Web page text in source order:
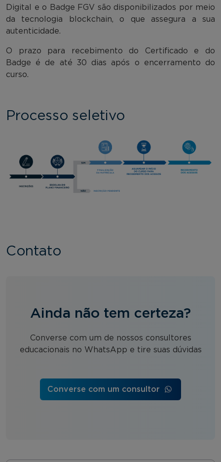
Digital e o Badge FGV são disponibilizados por meio
da tecnologia blockchain, o que assegura a sua
autenticidade.
O prazo para recebimento do Certificado e do
Badge é de até 30 dias após o encerramento do
curso.
Processo seletivo
Contato
Ainda não tem certeza?
Converse com um de nossos consultores
educacionais no WhatsApp e tire suas dúvidas
Converse com um consultor